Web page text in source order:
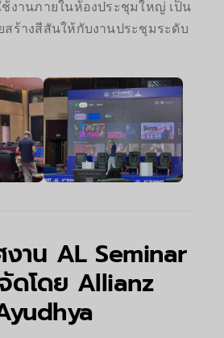
ช้งานภายในห้องประชุมใหญ่ เป็น
สร้างสีสันให้กับงานประชุมระดับ
งาน AL Seminar
ดโดย Allianz